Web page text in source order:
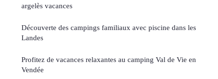
argelès vacances
Découverte des campings familiaux avec piscine dans les
Landes
Profitez de vacances relaxantes au camping Val de Vie en
Vendée